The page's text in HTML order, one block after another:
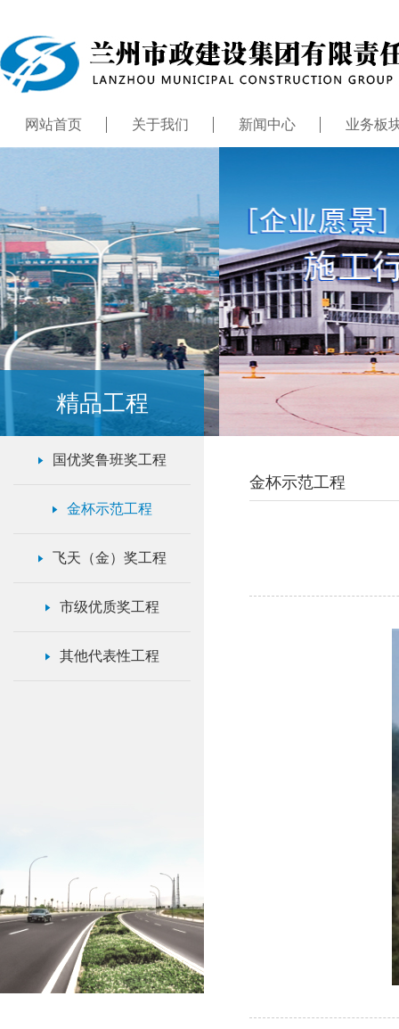
网站首页 关于我们 新闻中心 业务板
精品工程
国优奖鲁班奖工程
金杯示范工程
飞天（金）奖工程
市级优质奖工程
其他代表性工程
金杯示范工程